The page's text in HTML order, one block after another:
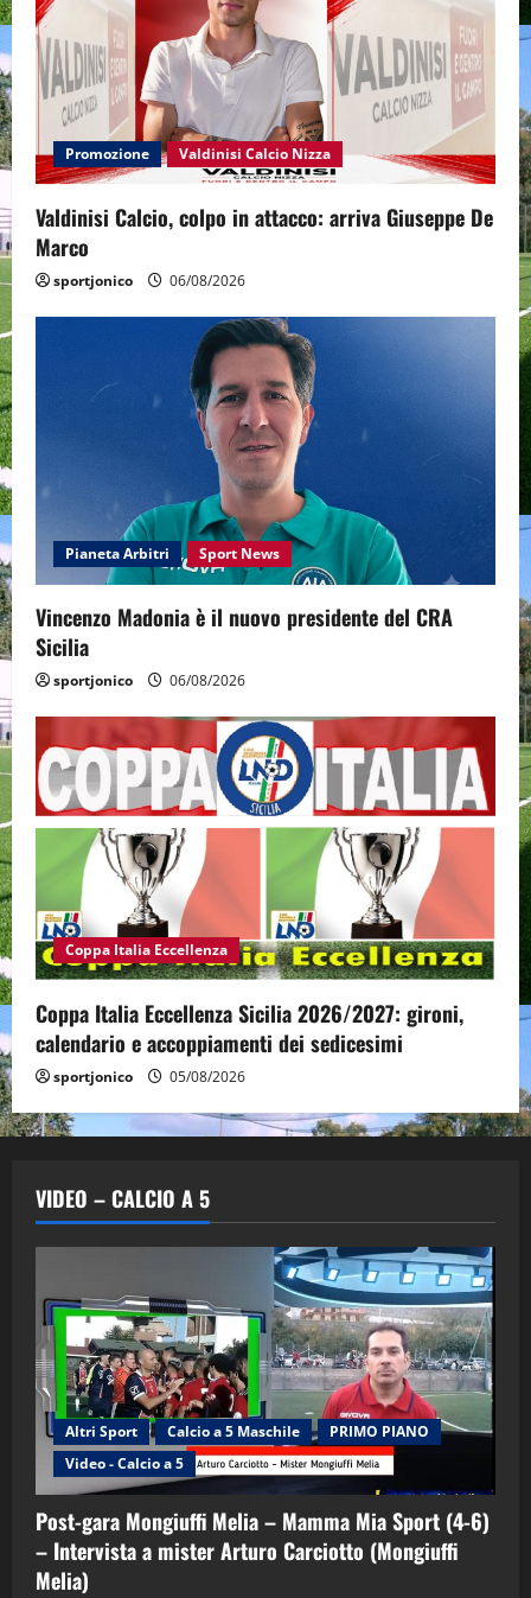
Promozione Valdinisi Calcio Nizza
Valdinisi Calcio, colpo in attacco: arriva Giuseppe De
Marco
sportjonico 06/08/2026
Pianeta Arbitri Sport News
Vincenzo Madonia è il nuovo presidente del CRA
Sicilia
sportjonico 06/08/2026
Coppa Italia Eccellenza
Coppa Italia Eccellenza Sicilia 2026/2027: gironi,
calendario e accoppiamenti dei sedicesimi
sportjonico 05/08/2026
VIDEO – CALCIO A 5
Altri Sport Calcio a 5 Maschile
PRIMO PIANO
Video - Calcio a 5
Post-gara Mongiuffi Melia – Mamma Mia Sport (4-6)
– Intervista a mister Arturo Carciotto (Mongiuffi
Melia)